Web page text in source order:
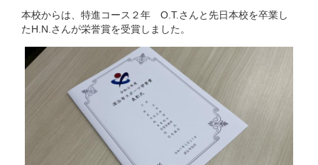
本校からは、特進コース２年 O.T.さんと先日本校を卒業し
たH.N.さんが栄誉賞を受賞しました。